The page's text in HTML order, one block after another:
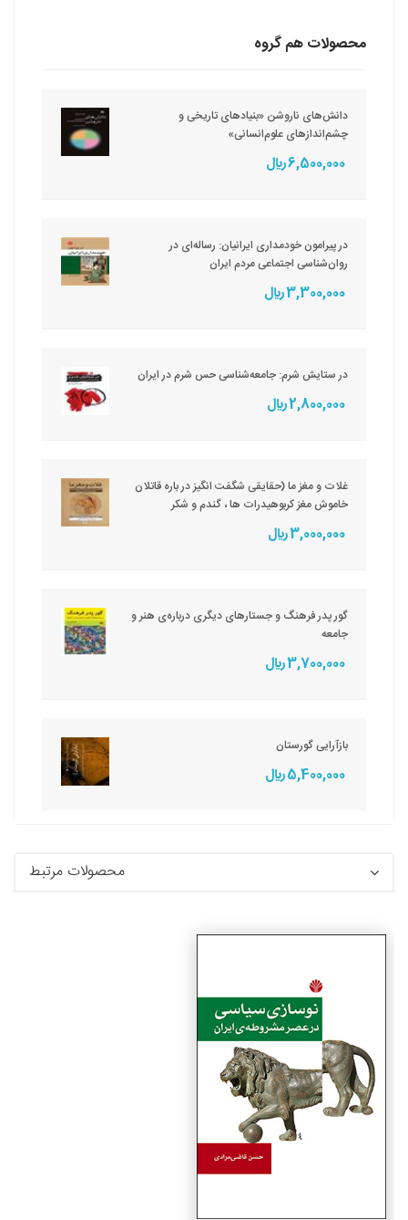
محصولات هم گروه
دانش‌های ناروشن «بنیادهای تاریخی و
چشم‌اندازهای علوم‌انسانی»
6,500,000 ريال
در پیرامون خودمداری ایرانیان: رساله‌ای در
روان‌شناسی اجتماعی مردم ایران
3,300,000 ريال
در ستایش شرم: جامعه‌شناسی حس شرم در ایران
2,800,000 ريال
غلات و مغز ما (حقایقی شگفت انگیز در باره قاتلان
خاموش مغز کربوهیدرات ها ، گندم و شکر
3,000,000 ريال
گور پدر فرهنگ و جستارهای دیگری درباره‌ی هنر و
جامعه
3,700,000 ريال
بازآرایی گورستان
5,400,000 ريال
محصولات مرتبط